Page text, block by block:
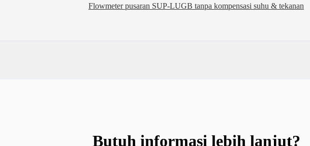
Flowmeter pusaran SUP-LUGB tanpa kompensasi suhu & tekanan
Butuh informasi lebih lanjut?